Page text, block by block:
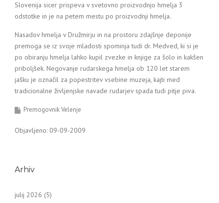
Slovenija sicer prispeva v svetovno proizvodnjo hmelja 3
odstotke in je na petem mestu po proizvodnji hmelja.
Nasadov hmelja v Družmirju in na prostoru zdajšnje deponije
premoga se iz svoje mladosti spominja tudi dr. Medved, ki si je
po obiranju hmelja lahko kupil zvezke in knjige za šolo in kakšen
priboljšek. Negovanje rudarskega hmelja ob 120 let starem
jašku je označil za popestritev vsebine muzeja, kajti med
tradicionalne življenjske navade rudarjev spada tudi pitje piva.
Premogovnik Velenje
Objavljeno: 09-09-2009
Arhiv
julij 2026 (5)